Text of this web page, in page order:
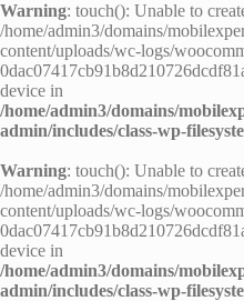
Warning: touch(): Unable to
/home/admin3/domains/
content/uploads/wc-logs/
device in
/home/admin3/domains/
admin/includes/class-wp-
Warning: touch(): Unable to
/home/admin3/domains/
content/uploads/wc-logs/
device in
/home/admin3/domains/
admin/includes/class-wp-